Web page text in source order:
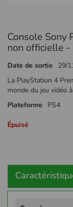
au
début
la
d’images
Console Sony
non officielle -
Date de sortie
29/
La PlayStation 4
monde du jeu vidéo
Plateforme
PS4
Épuisé